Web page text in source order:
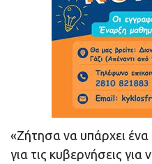
«Ζήτησα να υπάρχει
για τις κυβερνήσεις